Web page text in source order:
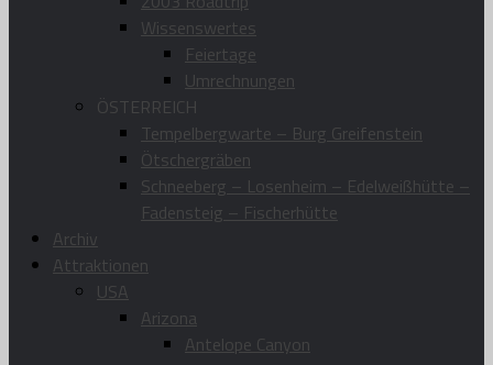
Wissenswertes
Feiertage
Umrechnungen
ÖSTERREICH
Tempelbergwarte – Burg Greifenstein
Ötschergräben
Schneeberg – Losenheim – Edelweißhütte –
Fadensteig – Fischerhütte
Archiv
Attraktionen
USA
Arizona
Antelope Canyon